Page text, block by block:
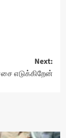
Next:
எடுக்கிறேன்